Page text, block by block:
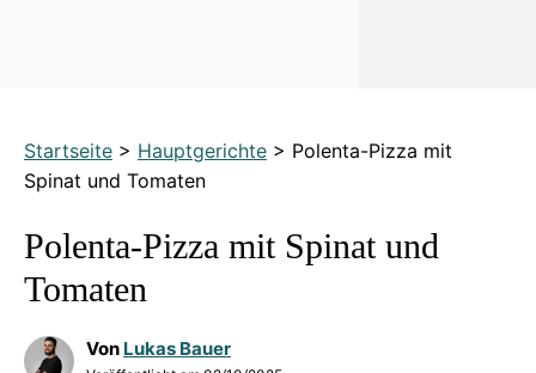
Startseite > Hauptgerichte > Polenta-Pizza mit
Spinat und Tomaten
Polenta-Pizza mit Spinat und
Tomaten
Von Lukas Bauer